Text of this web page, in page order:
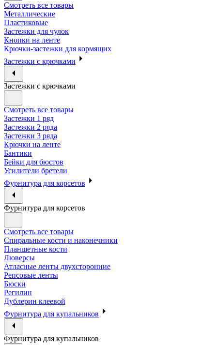
Смотреть все товары
Металлические
Пластиковые
Застежки для чулок
Кнопки на ленте
Крючки-застежки для кормящих
Застежки с крючками
Застежки с крючками
Смотреть все товары
Застежки 1 ряд
Застежки 2 ряда
Застежки 3 ряда
Крючки на ленте
Бантики
Бейки для бюстов
Усилители бретели
Фурнитура для корсетов
Фурнитура для корсетов
Смотреть все товары
Спиральные кости и наконечники
Планшетные кости
Люверсы
Атласные ленты двухсторонние
Репсовые ленты
Бюски
Регилин
Дублерин клеевой
Фурнитура для купальников
Фурнитура для купальников